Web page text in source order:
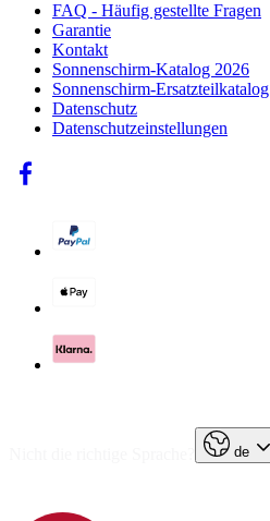
FAQ - Häufig gestellte Fragen
Garantie
Kontakt
Sonnenschirm-Katalog 2026
Sonnenschirm-Ersatzteilkatalog
Datenschutz
Datenschutzeinstellungen
de